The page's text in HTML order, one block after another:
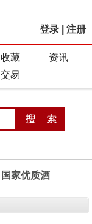
登录 注册
收藏
资讯
交易
国家优质酒